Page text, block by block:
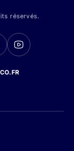
réservés.